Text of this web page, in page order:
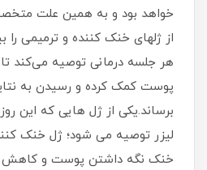
خواهد بود و به همین علت
از ژلهای خنک کننده و ترمیمی را
هر جلسه درمانی توصیه می‌کند
پوست کمک کرده و رسیدن به
برساند.یکی از ژل هایی که این
لیزر توصیه می شود؛ ژل خنک
خنک نگه داشتن پوست و کاهش